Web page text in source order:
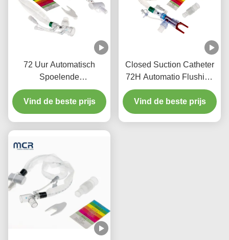
72 Uur Automatisch
Spoelende
Drukknopschakelaar
Enkele Lumen Gesloten
Zuigkatheter voor IC
Vind de beste prijs
Closed Suction Catheter
72H Automatio Flushing
& Doubel Swivel Elbow
Vind de beste prijs